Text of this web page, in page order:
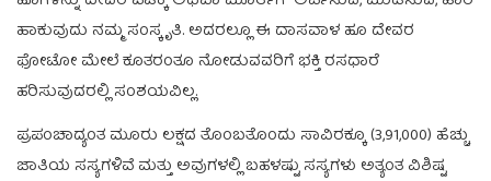
ಹಾಕುವುದು ನಮ್ಮ ಸಂಸ್ಕೃತಿ. ಅದರಲ್ಲೂ ಈ ದಾಸವಾಳ ಹೂ ದೇವರ
ಫೋಟೋ ಮೇಲೆ ಕೂತರಂತೂ ನೋಡುವವರಿಗೆ ಭಕ್ತಿ ರಸಧಾರೆ
ಹರಿಸುವುದರಲ್ಲಿ ಸಂಶಯವಿಲ್ಲ.
ಪ್ರಪಂಚಾದ್ಯಂತ ಮೂರು ಲಕ್ಷದ ತೊಂಬತೊಂದು ಸಾವಿರಕ್ಕೂ (3,91,000) ಹೆಚ್ಚು
ಜಾತಿಯ ಸಸ್ಯಗಳಿವೆ ಮತ್ತು ಅವುಗಳಲ್ಲಿ ಬಹಳಷ್ಟು ಸಸ್ಯಗಳು ಅತ್ಯಂತ ವಿಶಿಷ್ಟ